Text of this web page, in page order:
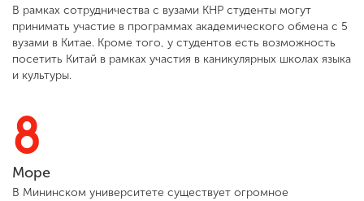
В рамках сотрудничества с вузами КНР студенты могут
принимать участие в программах академического обмена с 5
вузами в Китае. Кроме того, у студентов есть возможность
посетить Китай в рамках участия в каникулярных школах языка
и культуры.
8
Море
В Мининском университете существует огромное